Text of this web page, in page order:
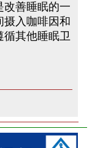
改善睡眠的一
入咖啡因和
循其他睡眠卫